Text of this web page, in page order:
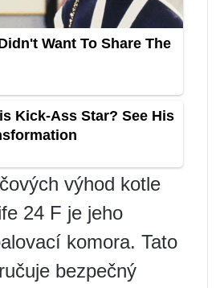
výhod kotle
24 F je jeho
komora. Tato
bezpečný